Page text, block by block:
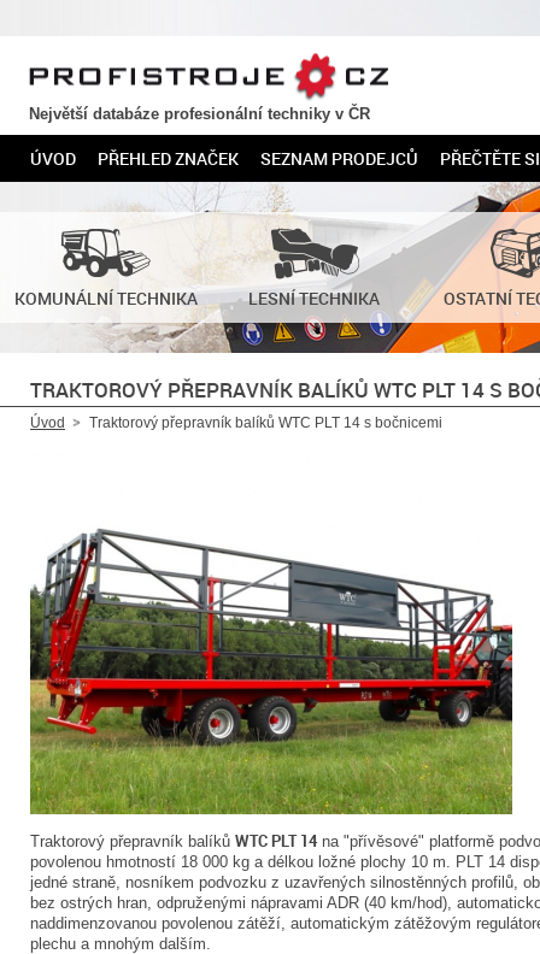
PROFISTROJE.CZ
Největší databáze profesionální techniky v ČR
ÚVOD PŘEHLED ZNAČEK SEZNAM PRODEJCŮ PŘEČTĚTE SI
KOMUNÁLNÍ TECHNIKA LESNÍ TECHNIKA OSTATNÍ
TRAKTOROVÝ PŘEPRAVNÍK BALÍKŮ WTC PLT 14 S
Úvod Traktorový přepravník balíků WTC PLT 14 s bočnicemi
Traktorový přepravník balíků WTC PLT 14 na "přívěsové" platformě
povolenou hmotností 18 000 kg a délkou ložné plochy 10 m. PLT 14
jedné straně, nosníkem podvozku z uzavřených silnostěnných profilů,
bez ostrých hran, odpruženými nápravami ADR (40 km/hod),
naddimenzovanou povolenou zátěží, automatickým zátěžovým
plechu a mnohým dalším.